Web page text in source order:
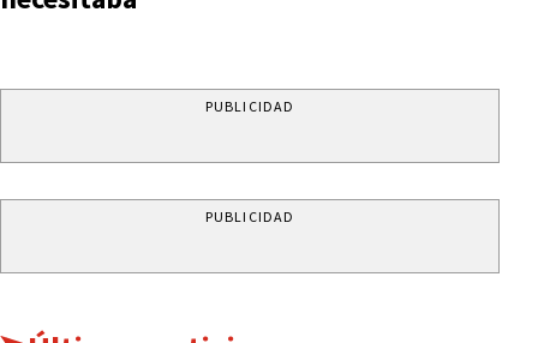
PUBLICIDAD
PUBLICIDAD